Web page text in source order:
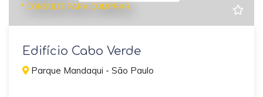
* CONSULTE PARA COMPRAR
Edifício Cabo Verde
Parque Mandaqui - São Paulo